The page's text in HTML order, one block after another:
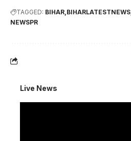
TAGGED: BIHAR BIHARLATESTNEWS
NEWSPR
Live News